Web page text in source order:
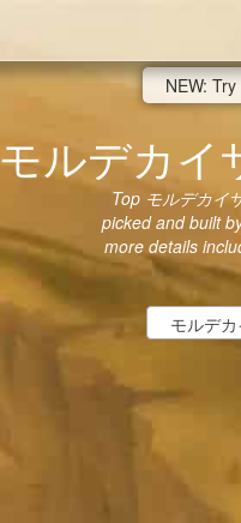
NEW:
モルデカイ
Top モルデカイ
picked and built
more details
モルデ